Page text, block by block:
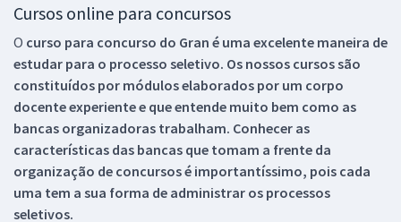
Cursos online para concursos
O curso para concurso do Gran é uma excelente maneira de
estudar para o processo seletivo. Os nossos cursos são
constituídos por módulos elaborados por um corpo
docente experiente e que entende muito bem como as
bancas organizadoras trabalham. Conhecer as
características das bancas que tomam a frente da
organização de concursos é importantíssimo, pois cada
uma tem a sua forma de administrar os processos
seletivos.